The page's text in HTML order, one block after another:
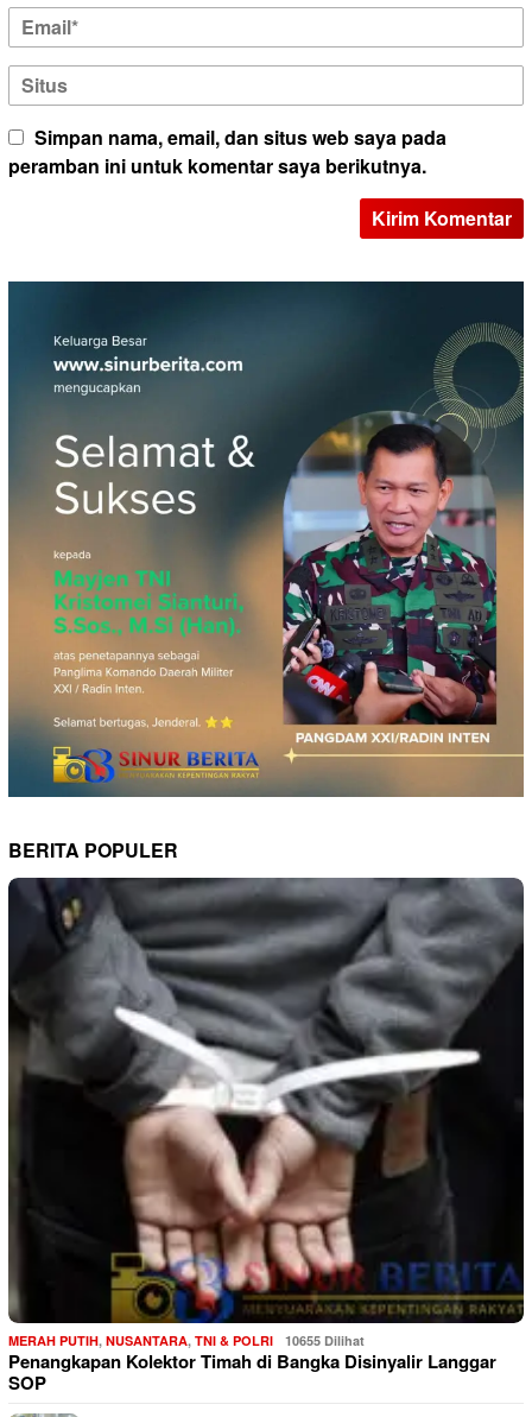
Simpan nama, email, dan situs web saya pada
peramban ini untuk komentar saya berikutnya.
BERITA POPULER
MERAH PUTIH, NUSANTARA, TNI & POLRI 10655 Dilihat
Penangkapan Kolektor Timah di Bangka Disinyalir Langgar
SOP